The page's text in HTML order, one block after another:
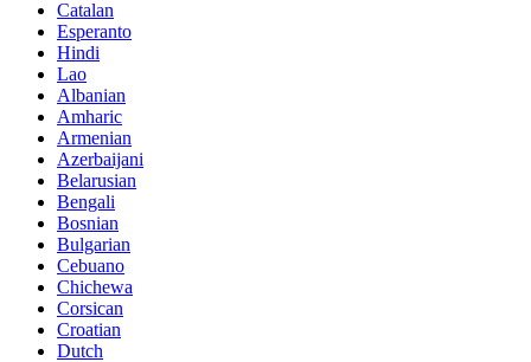
Catalan
Esperanto
Hindi
Lao
Albanian
Amharic
Armenian
Azerbaijani
Belarusian
Bengali
Bosnian
Bulgarian
Cebuano
Chichewa
Corsican
Croatian
Dutch